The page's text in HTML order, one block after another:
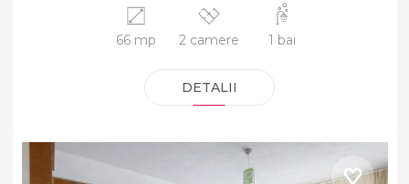
66 mp 2 camere 1 bai
DETALII